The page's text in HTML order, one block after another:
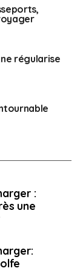
régularise
:
une